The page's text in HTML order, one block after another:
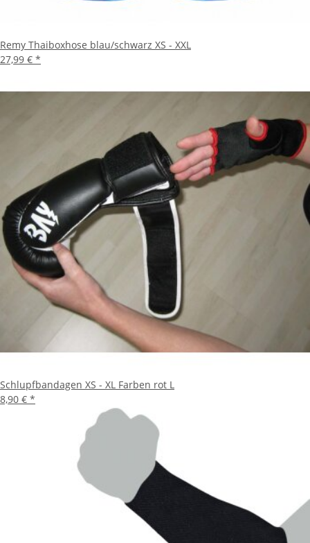
Remy Thaiboxhose blau/schwarz XS - XXL
27,99 € *
Schlupfbandagen XS - XL Farben rot L
8,90 € *